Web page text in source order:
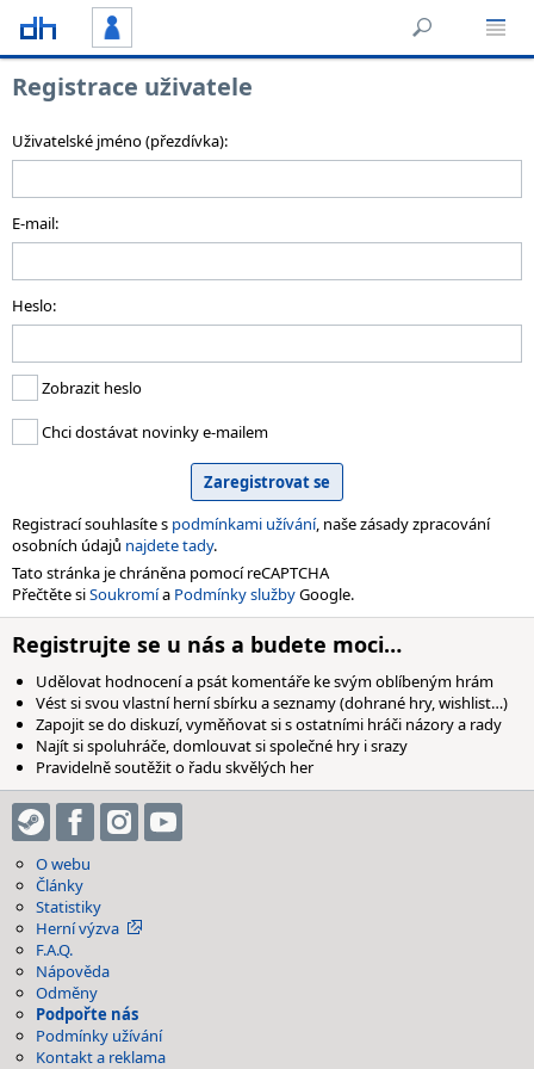
Registrace uživatele
Uživatelské jméno (přezdívka):
E-mail:
Heslo:
Zobrazit heslo
Chci dostávat novinky e-mailem
Registrací souhlasíte s podmínkami užívání, naše zásady zpracování
osobních údajů najdete tady.
Tato stránka je chráněna pomocí reCAPTCHA
Přečtěte siSoukromía Podmínky službyGoogle.
Registrujte se u nás a budete moci…
Udělovat hodnocení a psát komentáře ke svým oblíbeným hrám
Vést si svou vlastní herní sbírku a seznamy (dohrané hry, wishlist…)
Zapojit se do diskuzí, vyměňovat si s ostatními hráči názory a rady
Najít si spoluhráče, domlouvat si společné hry i srazy
Pravidelně soutěžit o řadu skvělých her
O webu
Články
Statistiky
Herní výzva
F.A.Q.
Nápověda
Odměny
Podpořte nás
Podmínky užívání
Kontakt a reklama